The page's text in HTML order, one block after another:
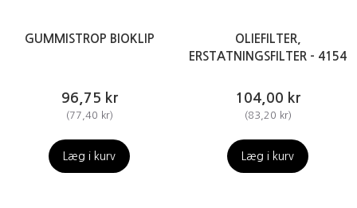
GUMMISTROP BIOKLIP
96,75 kr
(77,40 kr)
Læg i kurv
OLIEFILTER,
ERSTATNINGSFILTER - 4154
104,00 kr
(83,20 kr)
Læg i kurv